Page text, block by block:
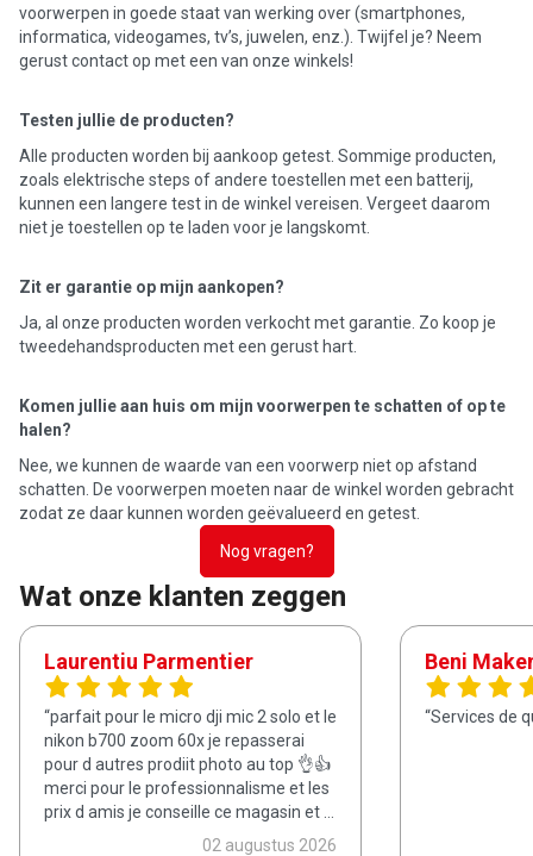
voorwerpen in goede staat van werking over (smartphones,
informatica, videogames, tv’s, juwelen, enz.). Twijfel je? Neem
gerust contact op met een van onze winkels!
Testen jullie de producten?
Alle producten worden bij aankoop getest. Sommige producten,
zoals elektrische steps of andere toestellen met een batterij,
kunnen een langere test in de winkel vereisen. Vergeet daarom
niet je toestellen op te laden voor je langskomt.
Zit er garantie op mijn aankopen?
Ja, al onze producten worden verkocht met garantie. Zo koop je
tweedehandsproducten met een gerust hart.
Komen jullie aan huis om mijn voorwerpen te schatten of op te
halen?
Nee, we kunnen de waarde van een voorwerp niet op afstand
schatten. De voorwerpen moeten naar de winkel worden gebracht
zodat ze daar kunnen worden geëvalueerd en getest.
Nog vragen?
Wat onze klanten zeggen
Laurentiu Parmentier
02 augustus 2026
parfait pour le micro dji mic 2 solo et le
nikon b700 zoom 60x je repasserai
pour d autres prodiit photo au top 👌👍
merci pour le professionnalisme et les
prix d amis je conseille ce magasin et le
reseau cash converters
Beni
Services de